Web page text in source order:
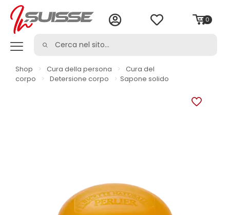
0
Shop > Cura della persona >
Cura del
corpo
> Detersione corpo > Sapone solido